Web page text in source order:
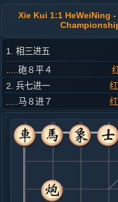
Xie Kui 1:1 HeWeiNing
1. 相三进五
.....砲８平４
2. 兵七进一
.....马８进７
3. 炮二平四
.....车９平８
4. 马二进三
.....卒７进１
5. 马八进七
.....马２进１